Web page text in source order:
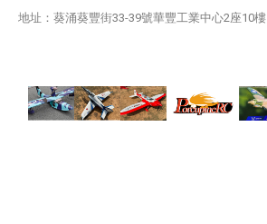
地址：葵涌葵豐街33-39號華豐工業中心2座10樓